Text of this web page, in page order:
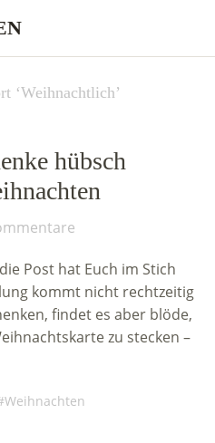
‘Weihnachtlich’
hübsch
Post hat Euch im Stich
kommt nicht rechtzeitig
findet es aber blöde,
zu stecken –
Weihnachten